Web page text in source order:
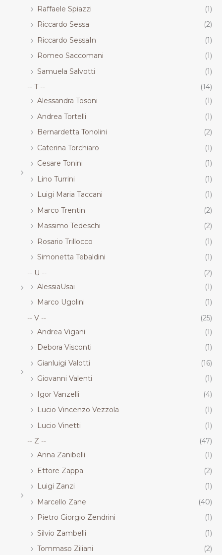
Raffaele Spiazzi
(1)
Riccardo Sessa
(2)
Riccardo SessaIn
(1)
Romeo Saccomani
(1)
Samuela Salvotti
(1)
-- T --
(14)
Alessandra Tosoni
(1)
Andrea Tortelli
(1)
Bernardetta Tonolini
(2)
Caterina Torchiaro
(1)
Cesare Tonini
(1)
Lino Turrini
(1)
Luigi Maria Taccani
(1)
Marco Trentin
(2)
Massimo Tedeschi
(2)
Rosario Trillocco
(1)
Simonetta Tebaldini
(1)
-- U --
(2)
AlessiaUsai
(1)
Marco Ugolini
(1)
-- V --
(25)
Andrea Vigani
(1)
Debora Visconti
(1)
Gianluigi Valotti
(16)
Giovanni Valenti
(1)
Igor Vanzelli
(4)
Lucio Vincenzo Vezzola
(1)
Lucio Vinetti
(1)
-- Z --
(47)
Anna Zanibelli
(1)
Ettore Zappa
(2)
Luigi Zanzi
(1)
Marcello Zane
(40)
Pietro Giorgio Zendrini
(1)
Silvio Zambelli
(1)
Tommaso Ziliani
(2)